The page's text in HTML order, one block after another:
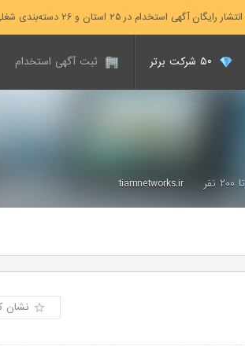
انتشار رایگان آگهی استخدام در ۲۵ استان و ۲۶ دسته‌بندی شغلی
ثبت آگهی استخدام
tiamnetworks.ir
نشان